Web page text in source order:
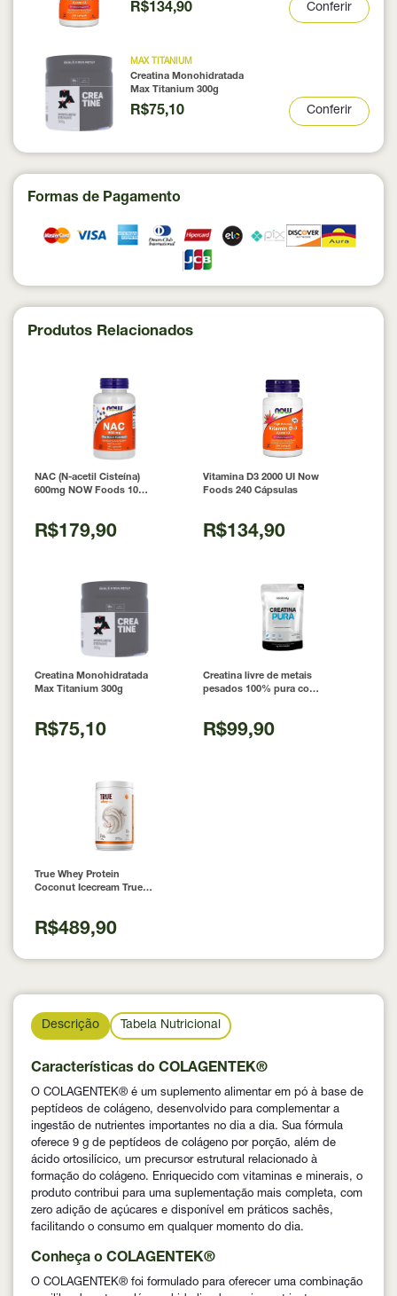
R$134,90 Conferir
MAX TITANIUM
Creatina Monohidratada
Max Titanium 300g
R$75,10 Conferir
Formas de Pagamento
Produtos Relacionados
NAC (N-acetil Cisteína)
600mg NOW Foods 100
R$179,90
Vitamina D3 2000 UI Now
Foods 240 Cápsulas
R$134,90
Creatina Monohidratada
Max Titanium 300g
R$75,10
Creatina livre de metais
pesados 100% pura com
R$99,90
True Whey Protein
Coconut Icecream True
R$489,90
Descrição Tabela Nutricional
Características do COLAGENTEK®
O COLAGENTEK® é um suplemento alimentar em pó à base de
peptídeos de colágeno, desenvolvido para complementar a
ingestão de nutrientes importantes no dia a dia. Sua fórmula
oferece 9 g de peptídeos de colágeno por porção, além de
ácido ortosilícico, um precursor estrutural relacionado à
formação do colágeno. Enriquecido com vitaminas e minerais, o
produto contribui para uma suplementação mais completa, com
zero adição de açúcares e disponível em práticos sachês,
facilitando o consumo em qualquer momento do dia.
Conheça o COLAGENTEK®
O COLAGENTEK® foi formulado para oferecer uma combinação